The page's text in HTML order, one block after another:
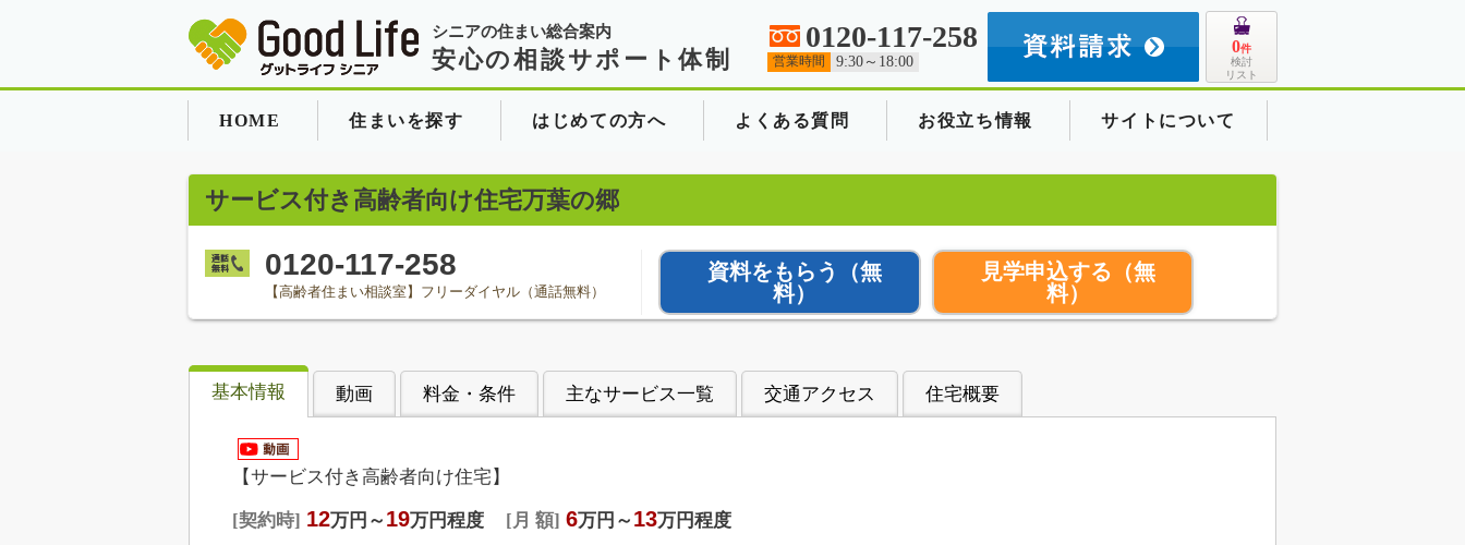
シニアの住まい総合案内
安心の相談サポート体制
0120-117-258
営業時間 9:30～18:00
0件
検討
リスト
HOME 住まいを探す はじめての方へ よくある質問 お役立ち情報 サイトについて
サービス付き高齢者向け住宅万葉の郷
0120-117-258
【高齢者住まい相談室】フリーダイヤル（通話無料）
資料をもらう
（無
料）
見学申込する （無
料）
基本情報 動画 料金・条件 主なサービス一覧 交通アクセス 住宅概要
【サービス付き高齢者向け住宅】
契約時 12万円～ 19万円程度 月 額 6万円～ 13万円程度